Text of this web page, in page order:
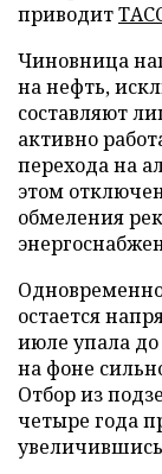
приводит
Чиновница
на нефть,
составляют
активно
перехода на
этом
обмеления
Одновременно
остается
июле упала
на фоне
Отбор из
четыре года